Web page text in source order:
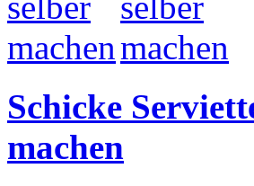
Schicke
machen